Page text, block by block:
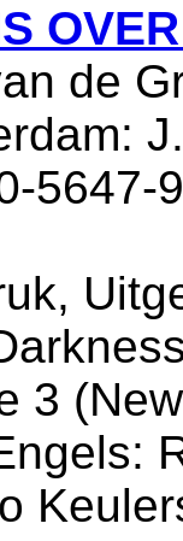
de
5647-
3